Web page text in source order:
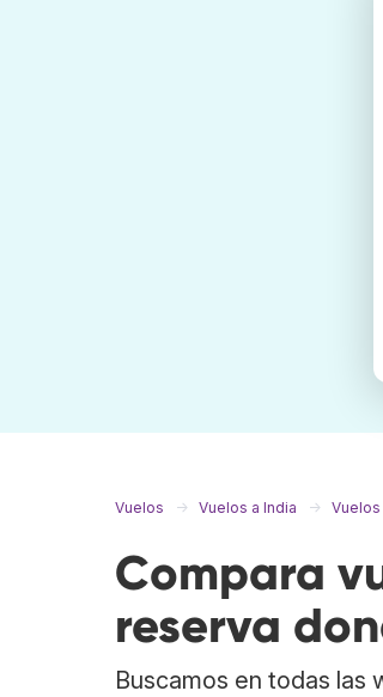
Vuelos Vuelos a India Vuelos
Compara
reserva
Buscamos en todas las